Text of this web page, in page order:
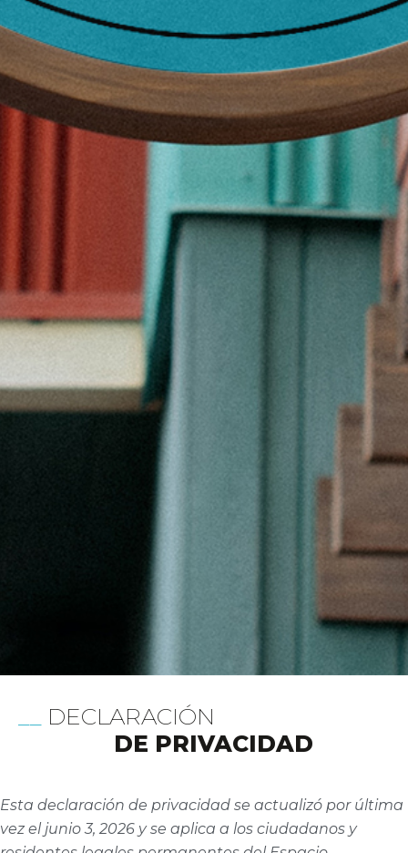
DECLARACIÓN
DE PRIVACIDAD
Esta declaración de privacidad se actualizó por última
vez el junio 3, 2026 y se aplica a los ciudadanos y